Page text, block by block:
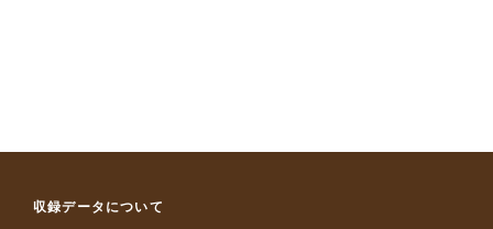
収録データについて